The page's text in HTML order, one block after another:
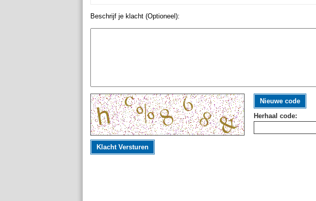
Beschrijf je klacht (Optioneel):
Nieuwe code
Herhaal code:
Klacht Versturen